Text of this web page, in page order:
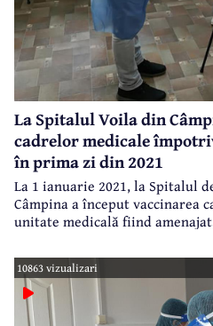
La Spitalul Voila din
cadrelor medicale
în prima zi din 2021
La 1 ianuarie 2021, la Spitalul
Câmpina a început vaccinarea
unitate medicală fiind
etapă a campaniei de
cadrelor medicale.
10863 vizualizari